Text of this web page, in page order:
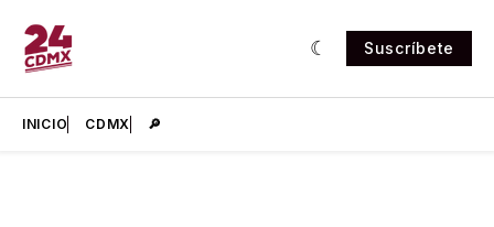
Suscríbete
INICIO CDMX 🔎